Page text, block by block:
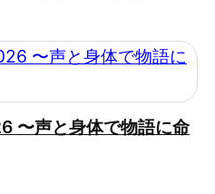
〜声と身体で物語に命